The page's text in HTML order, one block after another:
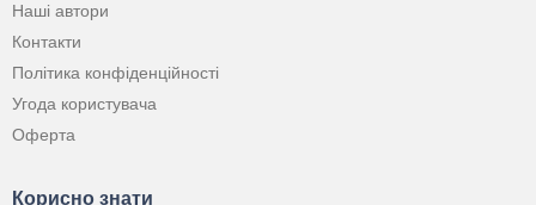
Наші автори
Контакти
Політика конфіденційності
Угода користувача
Оферта
Корисно знати